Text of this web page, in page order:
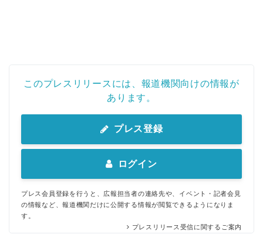
このプレスリリースには、報道機関向けの情報が
あります。
プレス登録
ログイン
プレス会員登録を行うと、広報担当者の連絡先や、イベント・記者会見
の情報など、報道機関だけに公開する情報が閲覧できるようになりま
す。
プレスリリース受信に関するご案内